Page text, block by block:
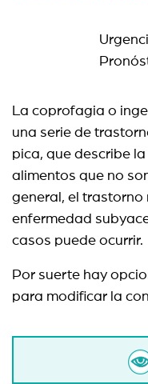
La coprofagia o
una serie de
pica, que describe
alimentos que no
general, el trastorno
enfermedad
casos puede ocurrir.
Por suerte hay
para modificar la